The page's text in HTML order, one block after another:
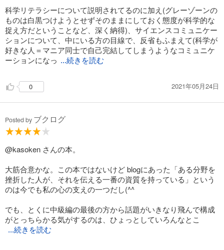
科学リテラシーについて説明されてるのに加え(グレーゾーンの
ものは白黒つけようとせずそのままにしておく態度が科学的な
捉え方だということなど、深く納得)、サイエンスコミュニケー
ションについて、中にいる方の目線で、反省もふまえて(科学が
好きな人＝マニア同士で自己完結してしまうようなコミュニケ
ーションになっ ...続きを読む
0 2021年05月24日
Posted by ブクログ
@kasoken さんの本。
大筋合意かな。この本ではないけど blogにあった「ある分野を
挫折した人が、それを伝える一番の資質を持っている」という
のは今でも私の心の支えの一つだし(^^
でも、とくに中級編の最後の方から話題がいきなり飛んで構成
がとっちらかる気がするのは、ひょっとしていろんなとこ
...続きを読む